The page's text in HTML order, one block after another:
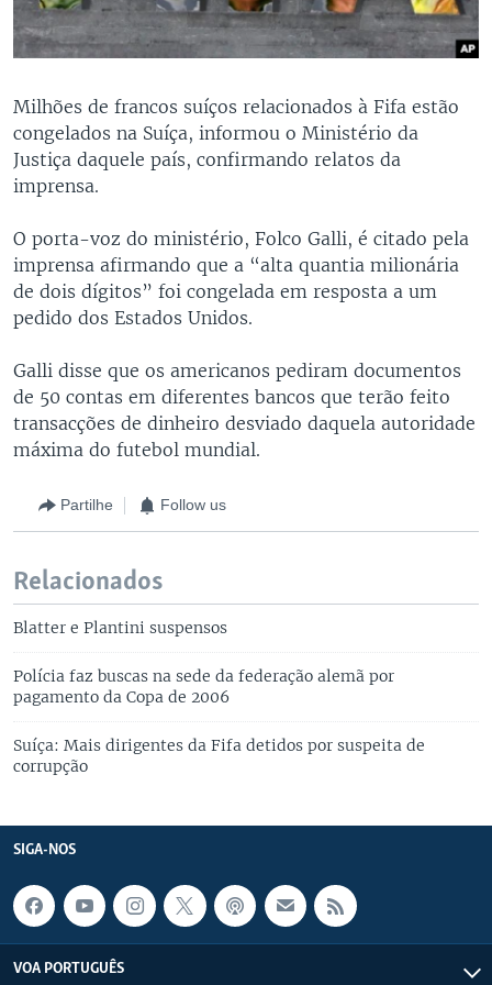
Milhões de francos suíços relacionados à Fifa estão
congelados na Suíça, informou o Ministério da
Justiça daquele país, confirmando relatos da
imprensa.
O porta-voz do ministério, Folco Galli, é citado pela
imprensa afirmando que a “alta quantia milionária
de dois dígitos” foi congelada em resposta a um
pedido dos Estados Unidos.
Galli disse que os americanos pediram documentos
de 50 contas em diferentes bancos que terão feito
transacções de dinheiro desviado daquela autoridade
máxima do futebol mundial.
Partilhe Follow us
Relacionados
Blatter e Plantini suspensos
Polícia faz buscas na sede da federação alemã por
pagamento da Copa de 2006
Suíça: Mais dirigentes da Fifa detidos por suspeita de
corrupção
SIGA-NOS
VOA PORTUGUÊS